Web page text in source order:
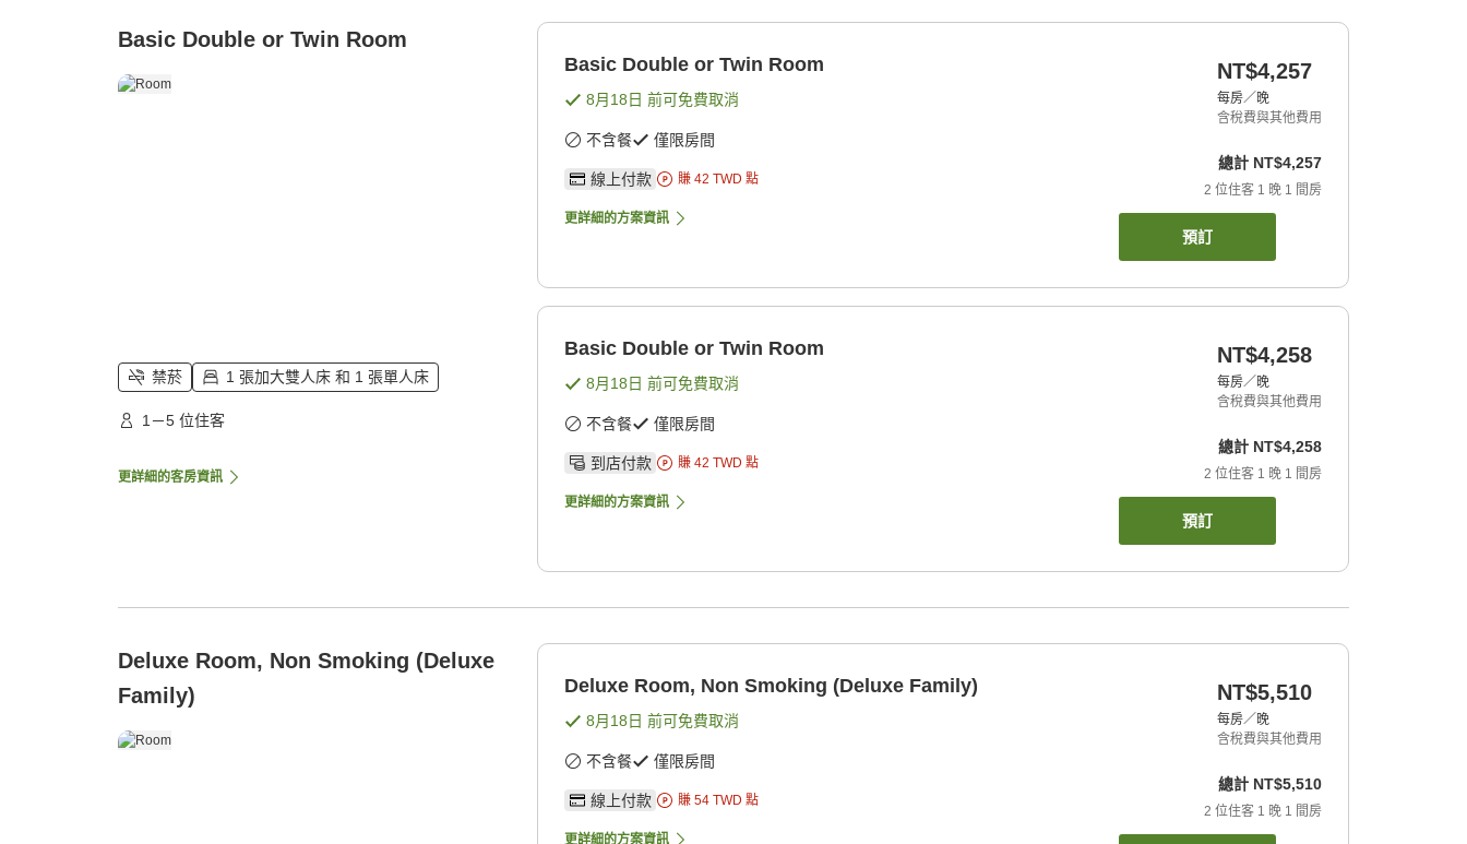
Basic Double or Twin Room
禁菸 1 張加大雙人床 和 1 張單人床
1－5 位住客
更詳細的客房資訊
Basic Double or Twin Room
8月18日 前可免費取消
不含餐 僅限房間
線上付款 賺 42 TWD 點
更詳細的方案資訊
NT$4,257
每房／晚
含稅費與其他費用
總計 NT$4,257
2 位住客 1 晚 1 間房
預訂
Basic Double or Twin Room
8月18日 前可免費取消
不含餐 僅限房間
到店付款 賺 42 TWD 點
更詳細的方案資訊
NT$4,258
每房／晚
含稅費與其他費用
總計 NT$4,258
2 位住客 1 晚 1 間房
預訂
Deluxe Room, Non Smoking (Deluxe
Family)
Deluxe Room, Non Smoking (Deluxe Family)
8月18日 前可免費取消
不含餐 僅限房間
線上付款 賺 54 TWD 點
更詳細的方案資訊
NT$5,510
每房／晚
含稅費與其他費用
總計 NT$5,510
2 位住客 1 晚 1 間房